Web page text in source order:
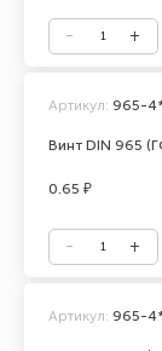
Винт DIN 965
Артикул: 965-
0.65 ₽
Артикул: 965-